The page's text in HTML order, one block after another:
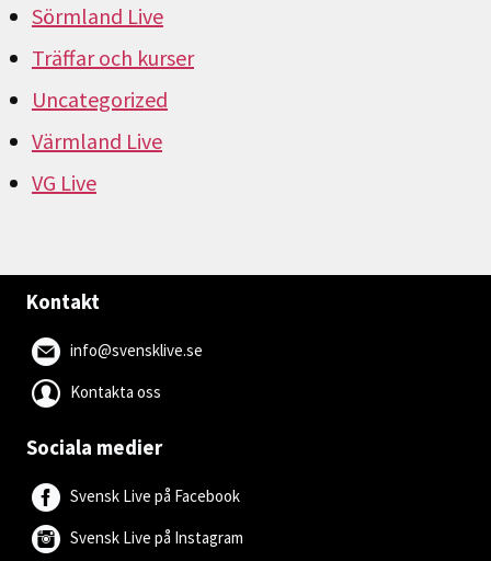
Sörmland Live
Träffar och kurser
Uncategorized
Värmland Live
VG Live
Kontakt
info@svensklive.se
Kontakta oss
Sociala medier
Svensk Live på Facebook
Svensk Live på Instagram